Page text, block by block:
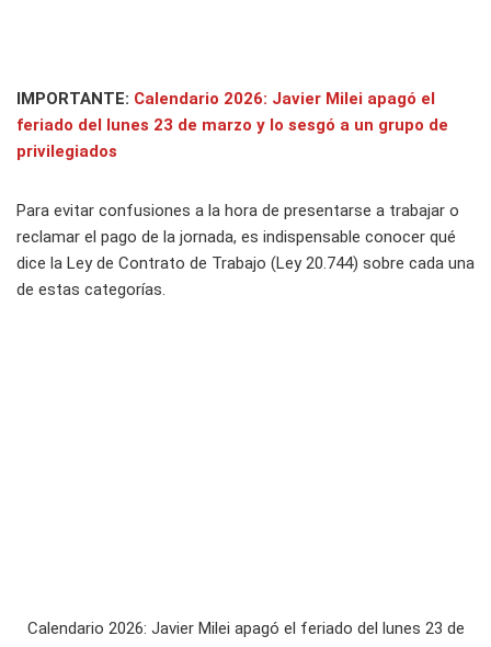
IMPORTANTE: Calendario 2026: Javier Milei apagó el
feriado del lunes 23 de marzo y lo sesgó a un grupo de
privilegiados
Para evitar confusiones a la hora de presentarse a trabajar o
reclamar el pago de la jornada, es indispensable conocer qué
dice la Ley de Contrato de Trabajo (Ley 20.744) sobre cada una
de estas categorías.
Calendario 2026: Javier Milei apagó el feriado del lunes 23 de